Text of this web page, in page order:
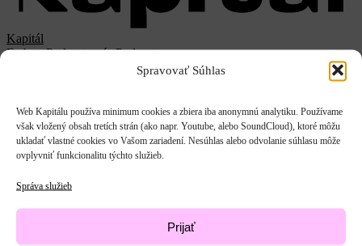
Spravovať Súhlas
Web Kapitálu používa minimum cookies a zbiera iba anonymnú analytiku. Používame
však vložený obsah tretích strán (ako napr. Youtube, alebo SoundCloud), ktoré môžu
ukladať vlastné cookies vo Vašom zariadení. Nesúhlas alebo odvolanie súhlasu môže
ovplyvniť funkcionalitu týchto služieb.
Správa služieb
Prijať
Kapitál
E-shopPodporte nás Podporte
Hľadať